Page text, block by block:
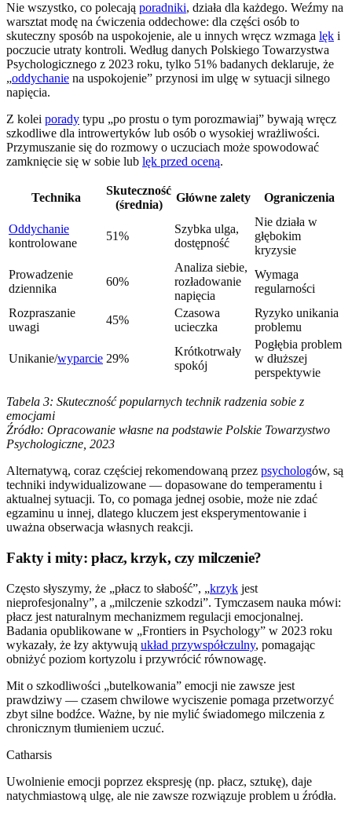
Nie wszystko, co polecają poradniki, działa dla każdego. Weźmy na
warsztat modę na ćwiczenia oddechowe: dla części osób to
skuteczny sposób na uspokojenie, ale u innych wręcz wzmaga lęk i
poczucie utraty kontroli. Według danych Polskiego Towarzystwa
Psychologicznego z 2023 roku, tylko 51% badanych deklaruje, że
„oddychanie na uspokojenie” przynosi im ulgę w sytuacji silnego
napięcia.
Z kolei porady typu „po prostu o tym porozmawiaj” bywają wręcz
szkodliwe dla introwertyków lub osób o wysokiej wrażliwości.
Przymuszanie się do rozmowy o uczuciach może spowodować
zamknięcie się w sobie lub lęk przed oceną.
Technika
Skuteczność
(średnia)
Główne zalety Ograniczenia
Oddychanie
kontrolowane
51%
Szybka ulga,
dostępność
Nie działa w
głębokim
kryzysie
Prowadzenie
dziennika
60%
Analiza siebie,
rozładowanie
napięcia
Wymaga
regularności
Rozpraszanie
uwagi
45%
Czasowa
ucieczka
Ryzyko unikania
problemu
Unikanie/wyparcie 29%
Krótkotrwały
spokój
Pogłębia problem
w dłuższej
perspektywie
Tabela 3: Skuteczność popularnych technik radzenia sobie z
emocjami
Źródło: Opracowanie własne na podstawie Polskie Towarzystwo
Psychologiczne, 2023
Alternatywą, coraz częściej rekomendowaną przez psychologów, są
techniki indywidualizowane — dopasowane do temperamentu i
aktualnej sytuacji. To, co pomaga jednej osobie, może nie zdać
egzaminu u innej, dlatego kluczem jest eksperymentowanie i
uważna obserwacja własnych reakcji.
Fakty i mity: płacz, krzyk, czy milczenie?
Często słyszymy, że „płacz to słabość”, „krzyk jest
nieprofesjonalny”, a „milczenie szkodzi”. Tymczasem nauka mówi:
płacz jest naturalnym mechanizmem regulacji emocjonalnej.
Badania opublikowane w „Frontiers in Psychology” w 2023 roku
wykazały, że łzy aktywują układ przywspółczulny, pomagając
obniżyć poziom kortyzolu i przywrócić równowagę.
Mit o szkodliwości „butelkowania” emocji nie zawsze jest
prawdziwy — czasem chwilowe wyciszenie pomaga przetworzyć
zbyt silne bodźce. Ważne, by nie mylić świadomego milczenia z
chronicznym tłumieniem uczuć.
Catharsis
Uwolnienie emocji poprzez ekspresję (np. płacz, sztukę), daje
natychmiastową ulgę, ale nie zawsze rozwiązuje problem u źródła.